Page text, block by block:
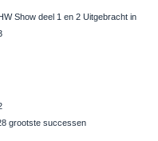
Show deel 1 en 2 Uitgebracht in
grootste successen